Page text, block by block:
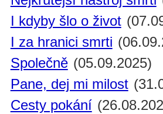
I kdyby šlo o život
I za hranici smrti
Společně (05.09.2025)
Pane, dej mi milost
Cesty pokání